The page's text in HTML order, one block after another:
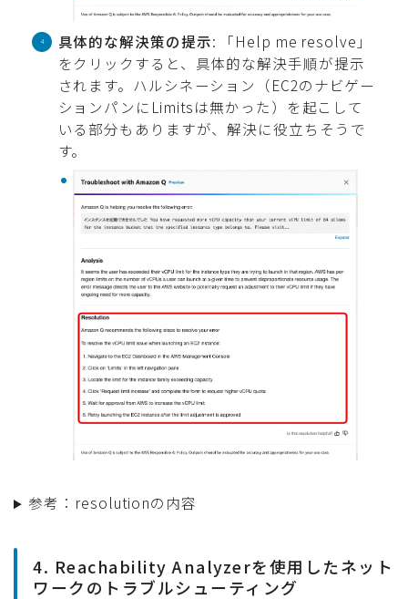
具体的な解決策の提示: 「Help me resolve」
をクリックすると、具体的な解決手順が提示
されます。ハルシネーション（EC2のナビゲー
ションパンにLimitsは無かった）を起こして
いる部分もありますが、解決に役立ちそうで
す。
参考：resolutionの内容
4. Reachability Analyzerを使用したネット
ワークのトラブルシューティング